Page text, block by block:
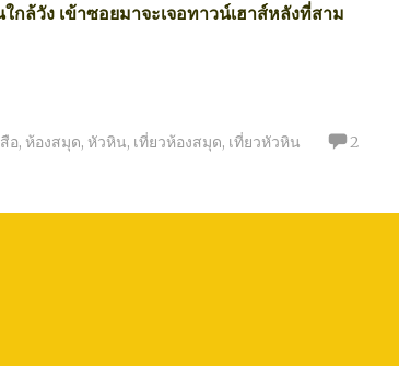
กล้วัง เข้าซอยมาจะเจอทาวน์เฮาส์หลังที่สาม
อ, ห้องสมุด, หัวหิน, เที่ยวห้องสมุด, เที่ยวหัวหิน
2